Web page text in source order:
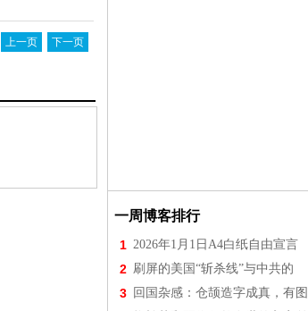
上一页 下一页
一周博客排行
1 2026年1月1日A4白纸自由宣言
2 刷屏的美国“斩杀线”与中共的
3 回国杂感：仓颉造字成真，有图